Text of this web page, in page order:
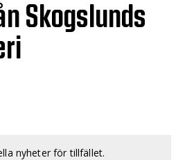
Skogslunds
nyheter för tillfället.